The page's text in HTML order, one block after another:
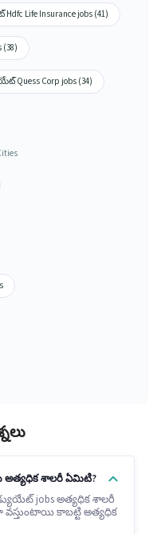
Life Insurance jobs (41)
(38)
Quess Corp jobs (34)
అత్యధిక శాలరీ ఏమిటి?
jobs అత్యధిక శాలరీ
వస్తుంటాయి కాబట్టి అత్యధిక